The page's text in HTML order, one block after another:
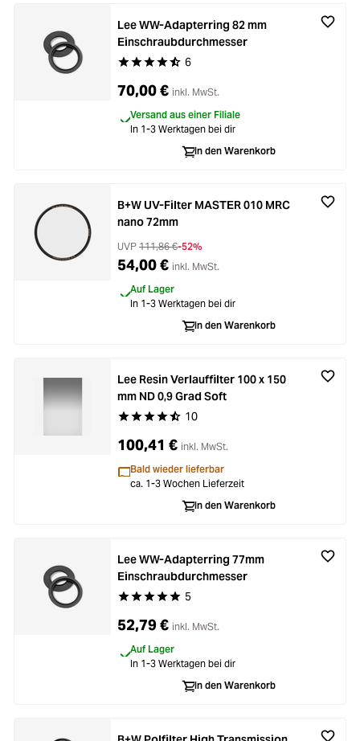
Durchschnittliche Bewertung von 4.8 von 5
6
Lee WW-Adapterring 82 mm
Einschraubdurchmesser
70,00 € inkl. MwSt.
Versand aus einer Filiale
In 1-3 Werktagen bei dir
In den Warenkorb
B+W UV-Filter MASTER 010 MRC
nano 72mm
UVP 111,86 €-52%
54,00 € inkl. MwSt.
Auf Lager
In 1-3 Werktagen bei dir
In den Warenkorb
Durchschnittliche Bewertung von 4.9 von 5
10
Lee Resin Verlauffilter 100 x 150
mm ND 0,9 Grad Soft
100,41 € inkl. MwSt.
Bald wieder lieferbar
ca. 1-3 Wochen Lieferzeit
In den Warenkorb
Durchschnittliche Bewertung von 5 von 5
5
Lee WW-Adapterring 77mm
Einschraubdurchmesser
52,79 € inkl. MwSt.
Auf Lager
In 1-3 Werktagen bei dir
In den Warenkorb